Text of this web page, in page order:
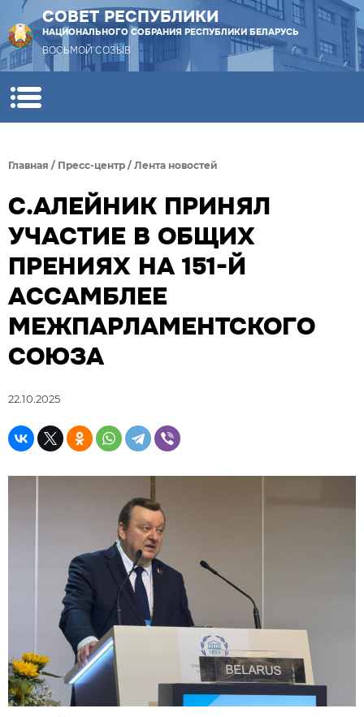
СОВЕТ РЕСПУБЛИКИ
НАЦИОНАЛЬНОГО СОБРАНИЯ РЕСПУБЛИКИ БЕЛАРУСЬ
ВОСЬМОЙ СОЗЫВ
Главная / Пресс-центр / Лента новостей
С.АЛЕЙНИК ПРИНЯЛ
УЧАСТИЕ В ОБЩИХ
ПРЕНИЯХ НА 151-Й
АССАМБЛЕЕ
МЕЖПАРЛАМЕНТСКОГО
СОЮЗА
22.10.2025